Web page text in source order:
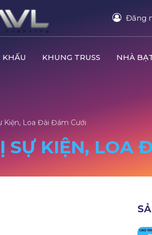
Đăng
KHẤU KHUNG TRUSS NHÀ
Kiện, Loa Đài Đám Cưới
SỰ KIỆN, LOA